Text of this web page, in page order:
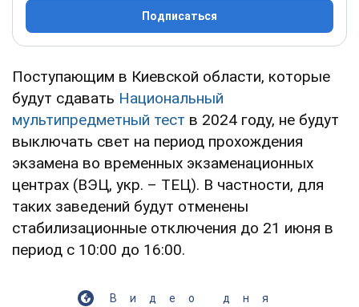
Подписаться
Поступающим в Киевской области, которые
будут сдавать Национальный
мультипредметный тест в 2024 году, не будут
выключать свет на период прохождения
экзамена во временных экзаменационных
центрах (ВЭЦ, укр. – ТЕЦ). В частности, для
таких заведений будут отменены
стабилизационные отключения до 21 июня в
период с 10:00 до 16:00.
Видео дня